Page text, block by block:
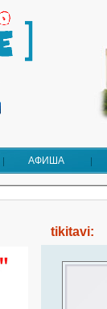
АФИША
tikitavi: